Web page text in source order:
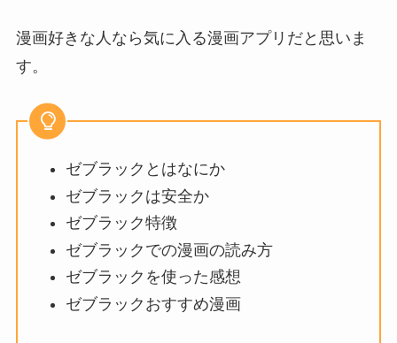
漫画好きな人なら気に入る漫画アプリだと思いま
す。
ゼブラックとはなにか
ゼブラックは安全か
ゼブラック特徴
ゼブラックでの漫画の読み方
ゼブラックを使った感想
ゼブラックおすすめ漫画